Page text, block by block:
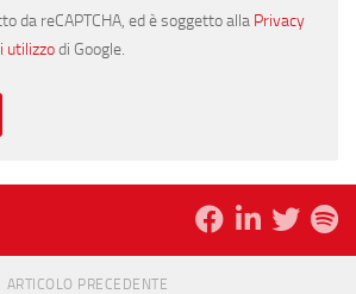
da reCAPTCHA, ed è soggetto alla Privacy
utilizzodi Google.
ARTICOLO PRECEDENTE